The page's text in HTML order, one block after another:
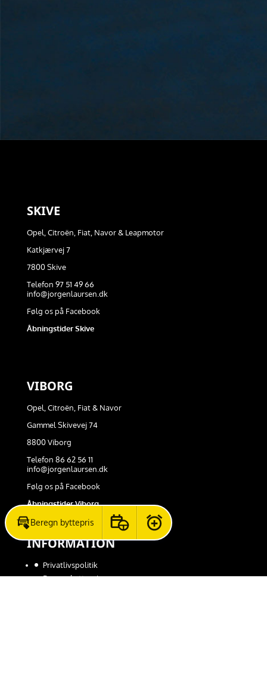
SKIVE
Opel, Citroën, Fiat, Navor & Leapmotor
Katkjærvej 7
7800 Skive
Telefon 97 51 49 66
info@jorgenlaursen.dk
Følg os på Facebook
Åbningstider Skive
VIBORG
Opel, Citroën, Fiat & Navor
Gammel Skivevej 74
8800 Viborg
Telefon 86 62 56 11
info@jorgenlaursen.dk
Følg os på Facebook
Åbningstider Viborg
INFORMATION
Privatlivspolitik
Beregn byttepris
Beregn byttepris
Book prøveturAktivér prisalarm